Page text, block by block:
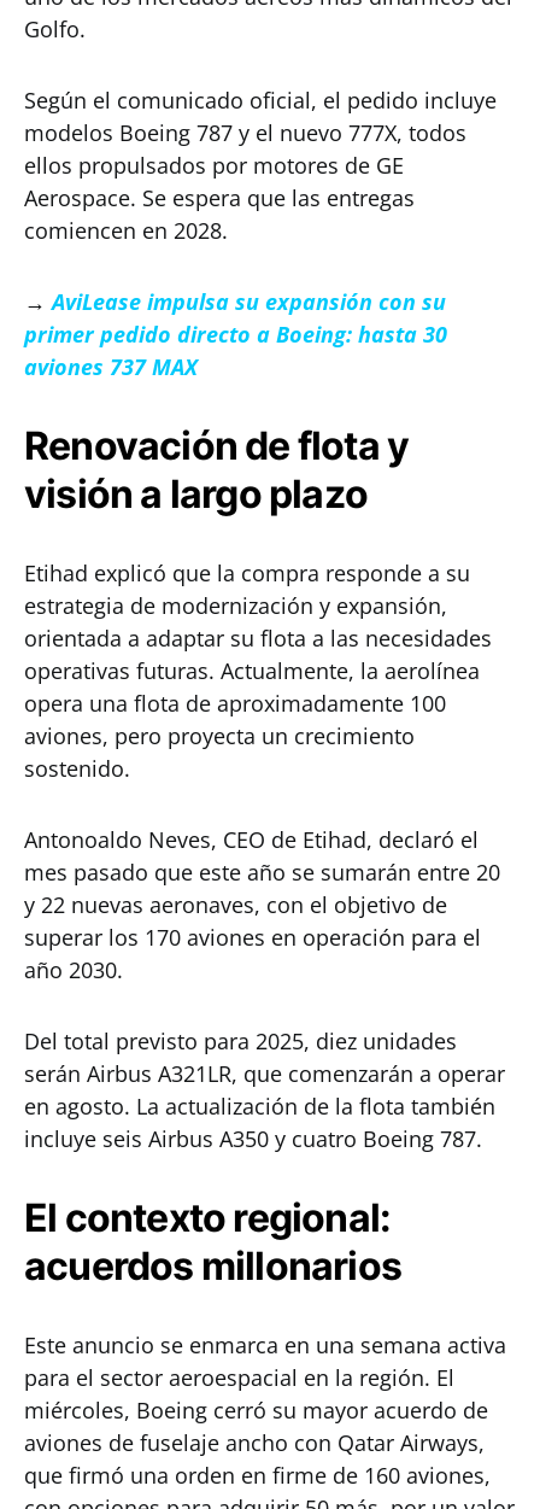
Golfo.
Según el comunicado oficial, el pedido incluye
modelos Boeing 787 y el nuevo 777X, todos
ellos propulsados por motores de GE
Aerospace. Se espera que las entregas
comiencen en 2028.
→AviLease impulsa su expansión con su
primer pedido directo a Boeing: hasta 30
aviones 737 MAX
Renovación de flota y
visión a largo plazo
Etihad explicó que la compra responde a su
estrategia de modernización y expansión,
orientada a adaptar su flota a las necesidades
operativas futuras. Actualmente, la aerolínea
opera una flota de aproximadamente 100
aviones, pero proyecta un crecimiento
sostenido.
Antonoaldo Neves, CEO de Etihad, declaró el
mes pasado que este año se sumarán entre 20
y 22 nuevas aeronaves, con el objetivo de
superar los 170 aviones en operación para el
año 2030.
Del total previsto para 2025, diez unidades
serán Airbus A321LR, que comenzarán a operar
en agosto. La actualización de la flota también
incluye seis Airbus A350 y cuatro Boeing 787.
El contexto regional:
acuerdos millonarios
Este anuncio se enmarca en una semana activa
para el sector aeroespacial en la región. El
miércoles, Boeing cerró su mayor acuerdo de
aviones de fuselaje ancho con Qatar Airways,
que firmó una orden en firme de 160 aviones,